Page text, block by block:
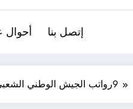
إتصل بنا أحوال
9رواتب الجيش الوطني